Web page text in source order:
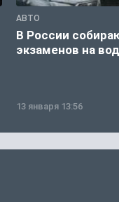
АВТО
В России
экзаменов на
13 января 13:56